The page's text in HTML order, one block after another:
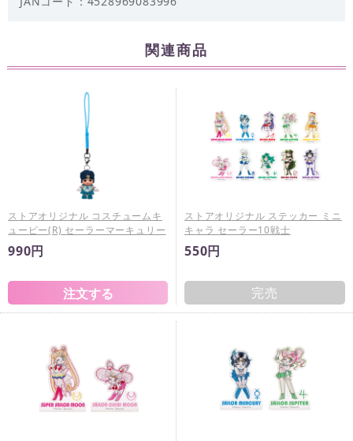
関連商品
ストアオリジナル コスチュームキ
ューピー(R) セーラーマーキュリー
990円
ストアオリジナル ステッカー ミニ
キャラ セーラー10戦士
550円
完売